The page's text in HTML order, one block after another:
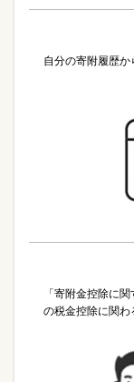
自分の寄附履歴か
「寄附金控除に
の税金控除に関わ